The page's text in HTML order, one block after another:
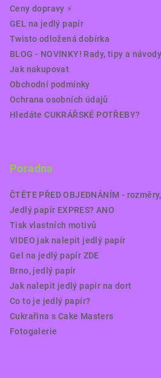
Ceny dopravy ⚡️
GEL na jedlý papír
Twisto odložená dobírka
BLOG - NOVINKY! Rady, tipy a návody
Jak nakupovat
Obchodní podmínky
Ochrana osobních údajů
Hledáte CUKRÁŘSKÉ POTŘEBY?
Poradna
ČTĚTE PŘED OBJEDNÁNÍM -
Jedlý papír EXPRES? ANO
Tisk vlastních motivů
VIDEO jak nalepit jedlý papír
Gel na jedlý papír ZDE
Brno, jedlý papír
Jak nalepit jedlý papír na dort
Co to je jedlý papír?
Cukrařina s Cake Masters
Fotogalerie